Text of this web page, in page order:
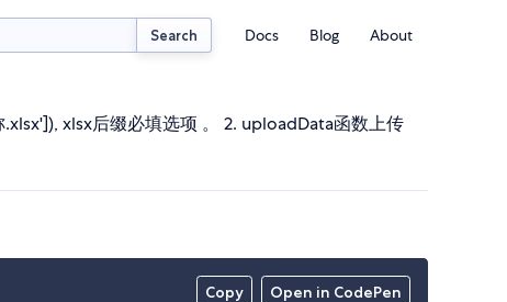
Search Docs Blog About
xlsx后缀必填选项 。 2. uploadData函数上传
Copy Open in CodePen